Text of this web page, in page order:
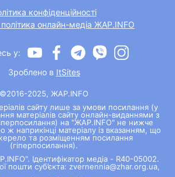
конфіденційності
онлайн-медіа ЖАР.INFO
у:
Зроблено в ItSites
©2016-2025, ЖАР.INFO
сайту лише за умови посилання (у
матеріалів сайту онлайн-виданнями з
на "ЖАР.INFO" не нижче
ж наприкінці матеріалу із вказанням, що
та розміщенням посилання
(гіперпосилання).
Ідентифікатор медіа - R40-05002.
пошти суб’єкта: zvernennia@zhar.org.ua,